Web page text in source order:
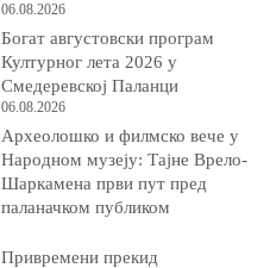
06.08.2026
Богат августовски програм
Културног лета 2026 у
Смедеревској Паланци
06.08.2026
Археолошко и филмско вече у
Народном музеју: Тајне Врело-
Шаркамена први пут пред
паланачком публиком
Привремени прекид